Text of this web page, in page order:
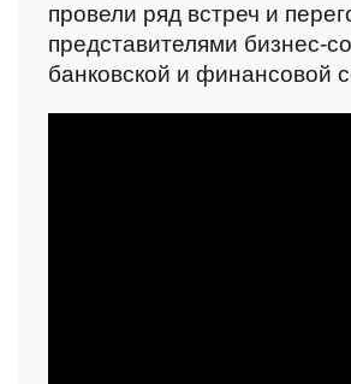
провели ряд встреч и
представителями бизнес-
банковской и финансовой
Согласиена обработку